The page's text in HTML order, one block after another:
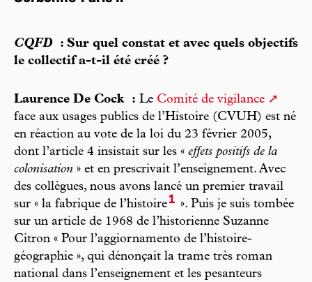
CQFD: Sur quel constat et avec quels objectifs
le collectif a-t-il été créé ?
Laurence De Cock : Le Comité de vigilance
face aux usages publics de l’Histoire (CVUH) est né
en réaction au vote de la loi du 23 février 2005,
dont l’article 4 insistait sur les « effets positifs de la
colonisation » et en prescrivait l’enseignement. Avec
des collègues, nous avons lancé un premier travail
sur « la fabrique de l’histoire1 ». Puis je suis tombée
sur un article de 1968 de l’historienne Suzanne
Citron « Pour l’aggiornamento de l’histoire-
géographie », qui dénonçait la trame très roman
national dans l’enseignement et les pesanteurs